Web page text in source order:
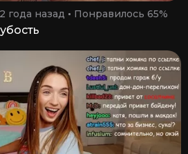
2 года назад Понравилось 65%